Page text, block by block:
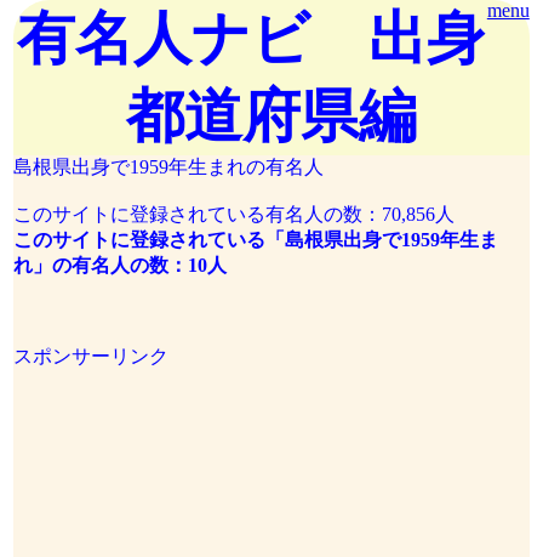
menu
有名人ナビ 出身
都道府県編
島根県出身で1959年生まれの有名人
このサイトに登録されている有名人の数：70,856人
このサイトに登録されている「島根県出身で1959年生ま
れ」の有名人の数：10人
スポンサーリンク